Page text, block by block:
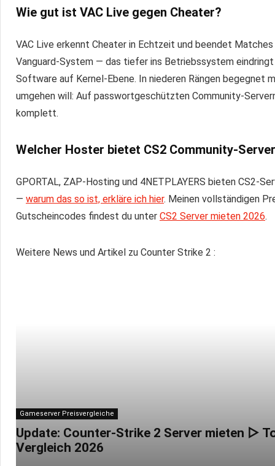
Wie gut ist VAC Live gegen Cheater?
VAC Live erkennt Cheater in Echtzeit und beendet
Vanguard-System — das tiefer ins Betriebssystem
Software auf Kernel-Ebene. In niederen Rängen begegnet
umgehen will: Auf passwortgeschützten Community-
komplett.
Welcher Hoster bietet CS2 Community-
GPORTAL, ZAP-Hosting und 4NETPLAYERS bieten CS2-
— warum das so ist, erkläre ich hier. Meinen vollständigen
Gutscheincodes findest du unter CS2 Server mieten 2026.
Weitere News und Artikel zu Counter Strike 2 :
Gameserver Preisvergleiche
Update: Counter-Strike 2 Server mieten ▷
Vergleich 2026